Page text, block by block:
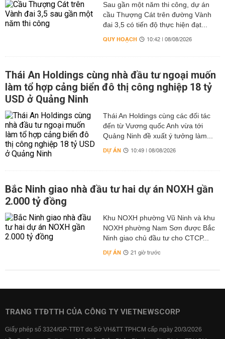
Sau gần một năm thi công, dự án
cầu Thượng Cát trên đường Vành
đai 3,5 có tiến độ thực hiện đạt...
QUY HOẠCH 10:42 | 08/08/2026
Thái An Holdings cùng nhà đầu tư ngoại muốn
làm tổ hợp cảng biển đô thị công nghiệp 18 tỷ
USD ở Quảng Ninh
Thái An Holdings cùng các đối tác
đến từ Vương quốc Anh vừa tới
Quảng Ninh đề xuất ý tưởng làm...
DỰ ÁN 10:49 | 08/08/2026
Bắc Ninh giao nhà đầu tư hai dự án NOXH gần
2.000 tỷ đồng
Khu NOXH phường Vũ Ninh và khu
NOXH phường Nam Sơn được Bắc
Ninh giao chủ đầu tư cho CTCP...
DỰ ÁN 21 giờ trước
TRANG TTĐTTH CỦA CÔNG TY VIETNEWSCORP
Giấy phép số 3324/GP-TTĐT do Sở VH&TT TPHCM cấp ngày 20/3/2026